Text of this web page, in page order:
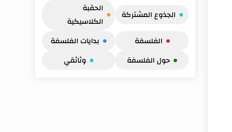
الجذوع المشتركة
الحقبة
الكلاسيكية
الفلسفة بدايات الفلسفة
حول الفلسفة وثائقي